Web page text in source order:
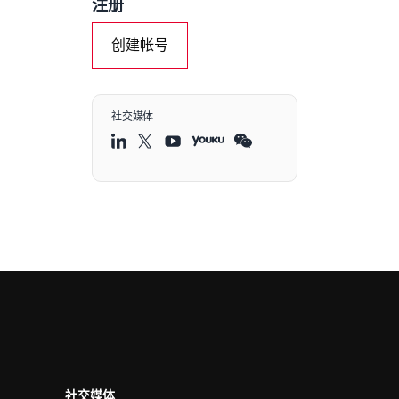
注册
创建帐号
社交媒体
社交媒体